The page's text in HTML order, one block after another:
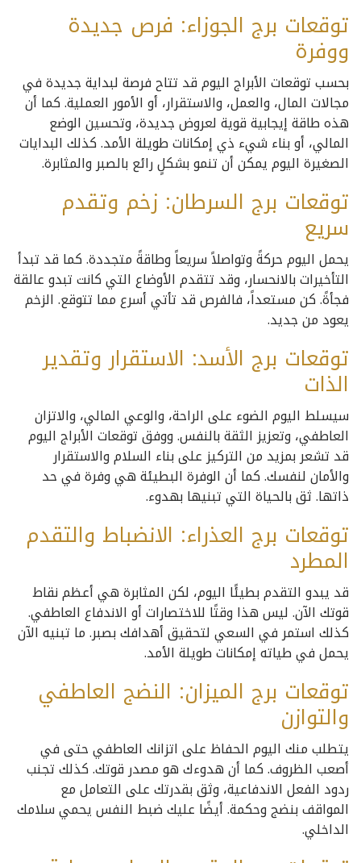
توقعات برج الجوزاء: فرص جديدة
ووفرة
بحسب توقعات الأبراج اليوم قد تتاح فرصة لبداية جديدة في
مجالات المال، والعمل، والاستقرار، أو الأمور العملية. كما أن
هذه طاقة إيجابية قوية لعروض جديدة، وتحسين الوضع
المالي، أو بناء شيء ذي إمكانات طويلة الأمد. كذلك البدايات
الصغيرة اليوم يمكن أن تنمو بشكلٍ رائع بالصبر والمثابرة.
توقعات برج السرطان: زخم وتقدم
سريع
يحمل اليوم حركةً وتواصلاً سريعاً وطاقةً متجددة. كما قد تبدأ
التأخيرات بالانحسار، وقد تتقدم الأوضاع التي كانت تبدو عالقة
فجأةً. كن مستعداً، فالفرص قد تأتي أسرع مما تتوقع. الزخم
يعود من جديد.
توقعات برج الأسد: الاستقرار وتقدير
الذات
سيسلط اليوم الضوء على الراحة، والوعي المالي، والاتزان
العاطفي، وتعزيز الثقة بالنفس. ووفق توقعات الأبراج اليوم
قد تشعر بمزيد من التركيز على بناء السلام والاستقرار
والأمان لنفسك. كما أن الوفرة البطيئة هي وفرة في حد
ذاتها. ثق بالحياة التي تبنيها بهدوء.
توقعات برج العذراء: الانضباط والتقدم
المطرد
قد يبدو التقدم بطيئًا اليوم، لكن المثابرة هي أعظم نقاط
قوتك الآن. ليس هذا وقتًا للاختصارات أو الاندفاع العاطفي.
كذلك استمر في السعي لتحقيق أهدافك بصبر. ما تبنيه الآن
يحمل في طياته إمكانات طويلة الأمد.
توقعات برج الميزان: النضج العاطفي
والتوازن
يتطلب منك اليوم الحفاظ على اتزانك العاطفي حتى في
أصعب الظروف. كما أن هدوءك هو مصدر قوتك. كذلك تجنب
ردود الفعل الاندفاعية، وثق بقدرتك على التعامل مع
المواقف بنضج وحكمة. أيضًا عليك ضبط النفس يحمي سلامك
الداخلي.